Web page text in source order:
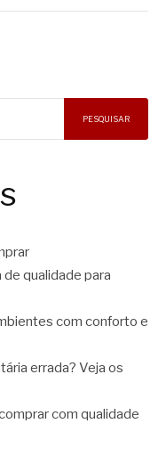
PESQUISAR
qualidade para
com conforto e
errada? Veja os
com qualidade